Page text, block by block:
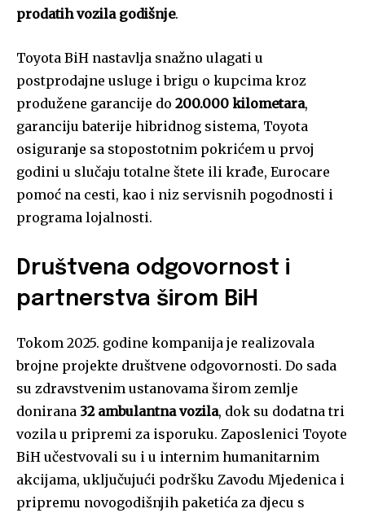
prodatih vozila godišnje.
Toyota BiH nastavlja snažno ulagati u
postprodajne usluge i brigu o kupcima kroz
produžene garancije do 200.000 kilometara,
garanciju baterije hibridnog sistema, Toyota
osiguranje sa stopostotnim pokrićem u prvoj
godini u slučaju totalne štete ili krađe, Eurocare
pomoć na cesti, kao i niz servisnih pogodnosti i
programa lojalnosti.
Društvena odgovornost i
partnerstva širom BiH
Tokom 2025. godine kompanija je realizovala
brojne projekte društvene odgovornosti. Do sada
su zdravstvenim ustanovama širom zemlje
donirana 32 ambulantna vozila, dok su dodatna tri
vozila u pripremi za isporuku. Zaposlenici Toyote
BiH učestvovali su i u internim humanitarnim
akcijama, uključujući podršku Zavodu Mjedenica i
pripremu novogodišnjih paketića za djecu s